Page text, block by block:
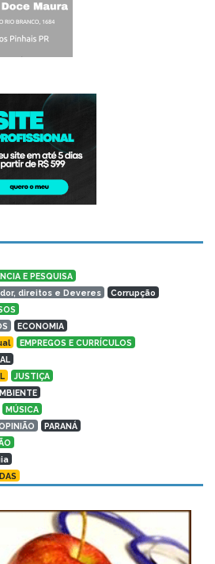
E PESQUISA
direitos e Deveres
Corrupção
ECONOMIA
EMPREGOS E CURRÍCULOS
JUSTIÇA
MÚSICA
PARANÁ